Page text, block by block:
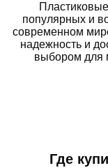
популярных и
современном
надежность и
выбором для
Где